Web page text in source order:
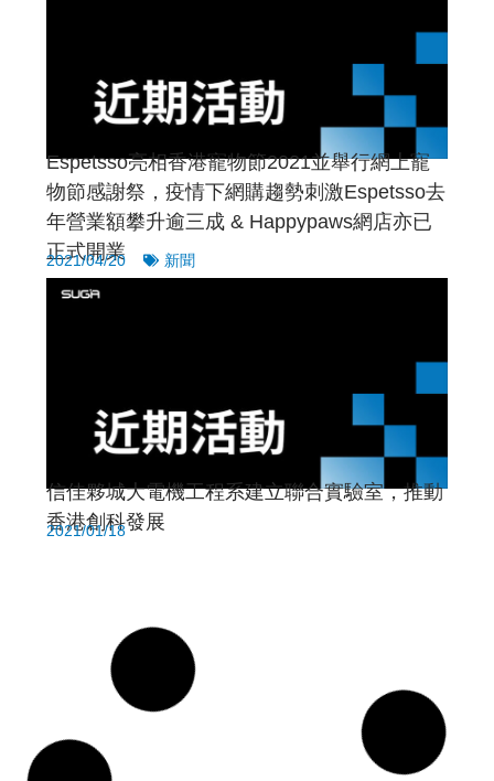
Espetsso亮相香港寵物節2021並舉行網上寵
物節感謝祭，疫情下網購趨勢刺激Espetsso去
年營業額攀升逾三成 & Happypaws網店亦已
正式開業
2021/04/20 新聞
信佳夥城大電機工程系建立聯合實驗室，推動
香港創科發展
2021/01/18